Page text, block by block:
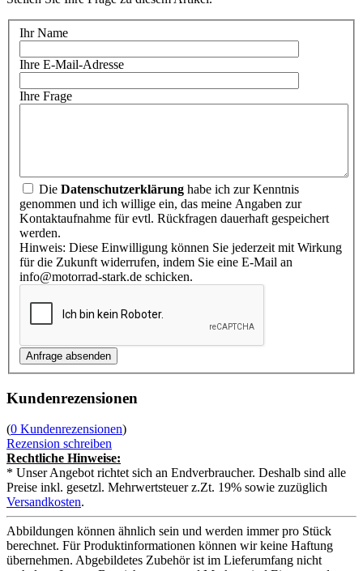
Ihr Name
Ihre E-Mail-Adresse
Ihre Frage
Die Datenschutzerklärung habe ich zur Kenntnis
genommen und ich willige ein, das meine Angaben zur
Kontaktaufnahme für evtl. Rückfragen dauerhaft gespeichert
werden.
Hinweis: Diese Einwilligung können Sie jederzeit mit Wirkung
für die Zukunft widerrufen, indem Sie eine E-Mail an
info@motorrad-stark.de schicken.
Kundenrezensionen
(0 Kundenrezensionen)
Rezension schreiben
Rechtliche Hinweise:
* Unser Angebot richtet sich an Endverbraucher. Deshalb sind alle
Preise inkl. gesetzl. Mehrwertsteuer z.Zt. 19% sowie zuzüglich
Versandkosten.
Abbildungen können ähnlich sein und werden immer pro Stück
berechnet. Für Produktinformationen können wir keine Haftung
übernehmen. Abgebildetes Zubehör ist im Lieferumfang nicht